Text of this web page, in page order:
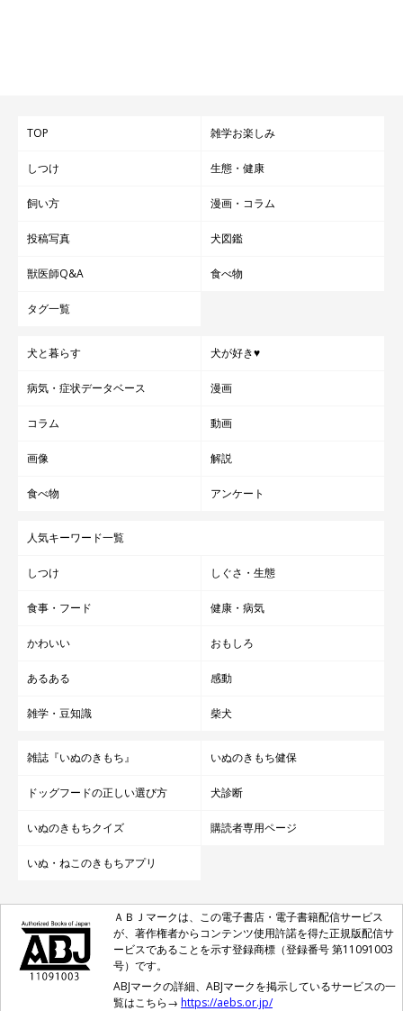
TOP 雑学お楽しみ
しつけ 生態・健康
飼い方 漫画・コラム
投稿写真 犬図鑑
獣医師Q&A 食べ物
タグ一覧
犬と暮らす 犬が好き♥
病気・症状データベース 漫画
コラム 動画
画像 解説
食べ物 アンケート
人気キーワード一覧
しつけ しぐさ・生態
食事・フード 健康・病気
かわいい おもしろ
あるある 感動
雑学・豆知識 柴犬
雑誌『いぬのきもち』 いぬのきもち健保
ドッグフードの正しい選び方 犬診断
いぬのきもちクイズ 購読者専用ページ
いぬ・ねこのきもちアプリ
ＡＢＪマークは、この電子書店・電子書籍配信サービス
が、著作権者からコンテンツ使用許諾を得た正規版配信サ
ービスであることを示す登録商標（登録番号 第11091003
号）です。
ABJマークの詳細、ABJマークを掲示しているサービスの一
覧はこちら→ https://aebs.or.jp/